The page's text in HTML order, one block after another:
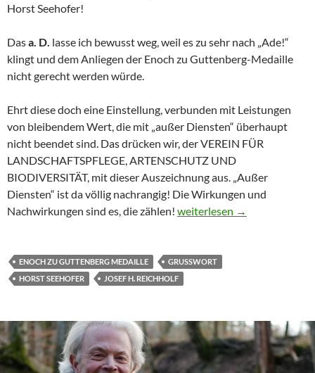
Horst Seehofer!
Dasa. D. lasse ich bewusst weg, weil es zu sehr nach „Ade!“
klingt und dem Anliegen der Enoch zu Guttenberg-Medaille
nicht gerecht werden würde.
Ehrt diese doch eine Einstellung, verbunden mit Leistungen
von bleibendem Wert, die mit „außer Diensten“ überhaupt
nicht beendet sind. Das drücken wir, der VEREIN FÜR
LANDSCHAFTSPFLEGE, ARTENSCHUTZ UND
BIODIVERSITÄT, mit dieser Auszeichnung aus. „Außer
Diensten“ ist da völlig nachrangig! Die Wirkungen und
Nachwirkungen sind es, die zählen! Grußwort zur „Erstmaligen
weiterlesen →
ENOCH ZU GUTTENBERG MEDAILLE
GRUSSWORT
HORST SEEHOFER
JOSEF H. REICHHOLF